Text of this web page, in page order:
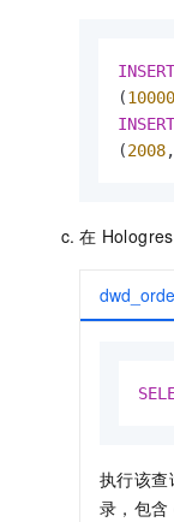
INSERT
(
INSERT
(2008,
在 Hologres
执行该
录，包含